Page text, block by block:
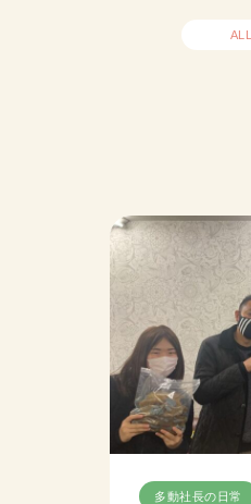
ALL
多動社長の日常